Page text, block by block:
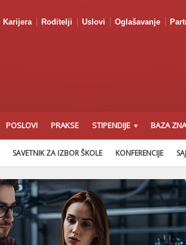
Karijera Roditelji Uslovi Oglašavanje
POSLOVI PRAKSE STIPENDIJE BAZA
SAVETNIK ZA IZBOR ŠKOLE KONFERENCIJE